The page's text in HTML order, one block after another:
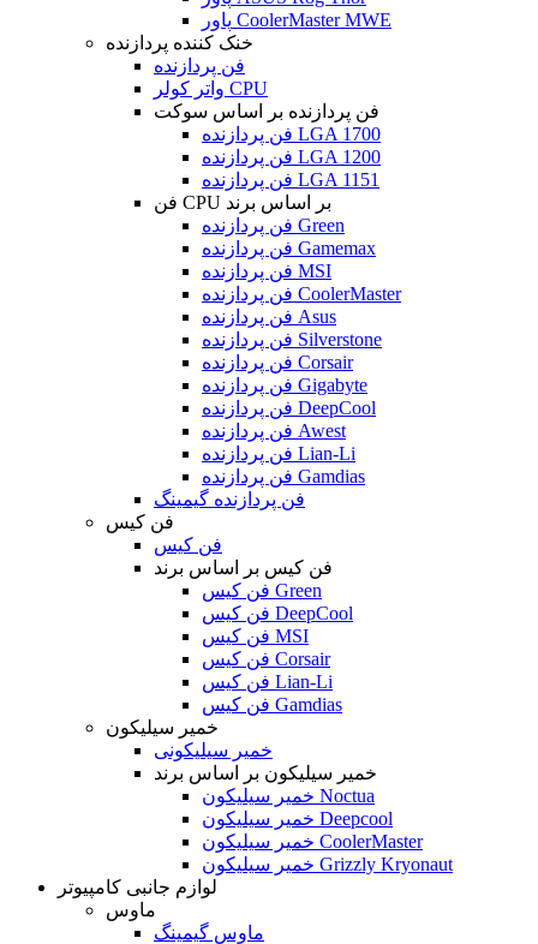
پاور CoolerMaster MWE
خنک کننده پردازنده
فن پردازنده
واتر کولر CPU
فن پردازنده بر اساس سوکت
فن پردازنده LGA 1700
فن پردازنده LGA 1200
فن پردازنده LGA 1151
فن CPU بر اساس برند
فن پردازنده Green
فن پردازنده Gamemax
فن پردازنده MSI
فن پردازنده CoolerMaster
فن پردازنده Asus
فن پردازنده Silverstone
فن پردازنده Corsair
فن پردازنده Gigabyte
فن پردازنده DeepCool
فن پردازنده Awest
فن پردازنده Lian-Li
فن پردازنده Gamdias
فن پردازنده گیمینگ
فن کیس
فن کیس
فن کیس بر اساس برند
فن کیس Green
فن کیس DeepCool
فن کیس MSI
فن کیس Corsair
فن کیس Lian-Li
فن کیس Gamdias
خمیر سیلیکون
خمیر سیلیکونی
خمیر سیلیکون بر اساس برند
خمیر سیلیکون Noctua
خمیر سیلیکون Deepcool
خمیر سیلیکون CoolerMaster
خمیر سیلیکون Grizzly Kryonaut
لوازم جانبی کامپیوتر
ماوس
ماوس گیمینگ